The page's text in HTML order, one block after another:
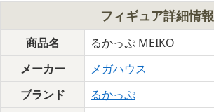
フィギュア詳細情報
商品名
るかっぷ MEIKO
メーカー
メガハウス
ブランド
るかっぷ